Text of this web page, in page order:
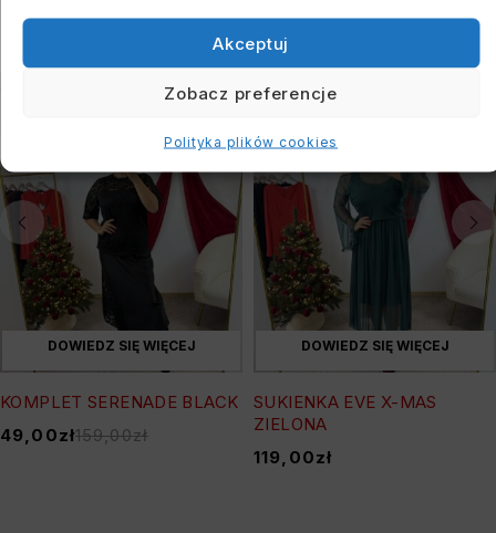
Akceptuj
Zobacz preferencje
Polityka plików cookies
PODOBNE PRODUKTY
DOWIEDZ SIĘ WIĘCEJ
KOMPLET SERENADE BLACK
159,00zł
49,00zł
WYPRZEDANE
DOWIEDZ SIĘ WIĘCEJ
SUKIENKA EVE X-MAS
ZIELONA
119,00zł